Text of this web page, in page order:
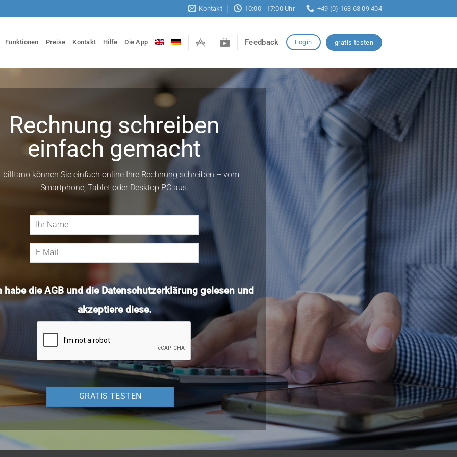
Kontakt 10:00 - 17:00 Uhr +49 (0) 163 63 09 404
Funktionen Preise Kontakt Hilfe Die App Feedback Login gratis testen
Rechnung schreiben
einfach gemacht
billtano können Sie einfach online Ihre Rechnung schreiben – vom
Smartphone, Tablet oder Desktop PC aus.
habe dieAGBund die Datenschutzerklärunggelesen und
akzeptiere diese.